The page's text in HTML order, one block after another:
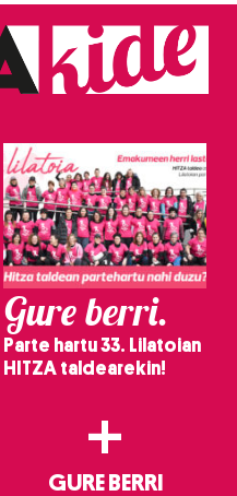
Gure berri.
Parte hartu 33. Lilatoian
HITZA taldearekin!
+
GURE BERRI